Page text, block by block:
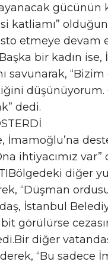
gücünün
katliamı”
etmeye devam
bir kadın
savunarak,
düşünüyorum.
dedi.
İmamoğlu’na
ihtiyacımız
diğer
“Düşman
İstanbul
görülürse
diğer
“Bu sadece